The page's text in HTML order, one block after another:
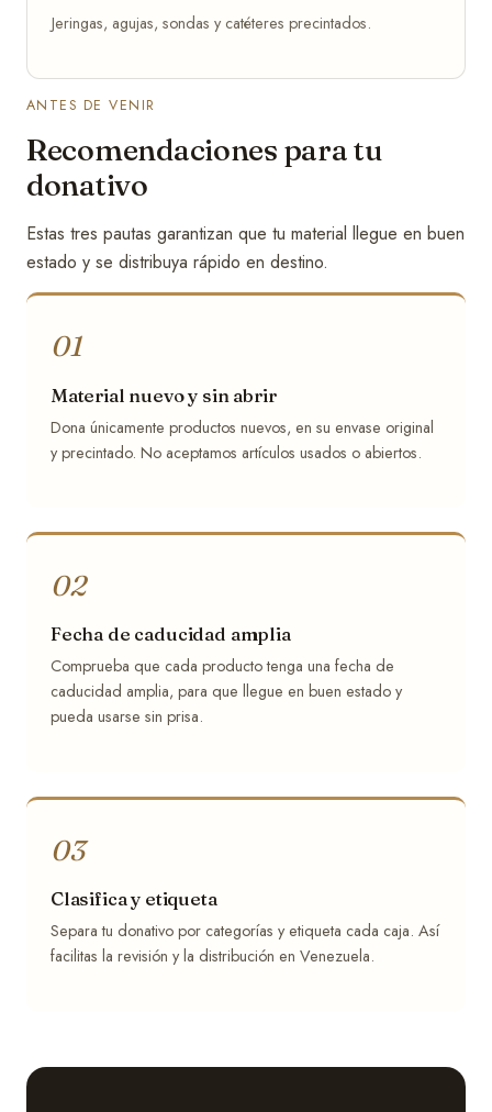
Jeringas, agujas, sondas y catéteres precintados.
ANTES DE VENIR
Recomendaciones para tu
donativo
Estas tres pautas garantizan que tu material llegue en buen
estado y se distribuya rápido en destino.
01
Material nuevo y sin abrir
Dona únicamente productos nuevos, en su envase original
y precintado. No aceptamos artículos usados o abiertos.
02
Fecha de caducidad amplia
Comprueba que cada producto tenga una fecha de
caducidad amplia, para que llegue en buen estado y
pueda usarse sin prisa.
03
Clasifica y etiqueta
Separa tu donativo por categorías y etiqueta cada caja. Así
facilitas la revisión y la distribución en Venezuela.